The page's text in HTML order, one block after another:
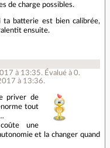
de charge possibles.
ta batterie est bien calibrée,
ensuite.
à 13:35. Évalué à0.
à 13:36.
priver de
tout
une
et la changer quand